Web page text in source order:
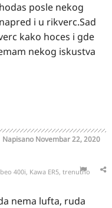
posle nekog
i u rikverc.Sad
kako hoces i gde
nekog iskustva
Napisano Novembar 22, 2020
400i, Kawa ER5, trenutno
nema lufta, ruda